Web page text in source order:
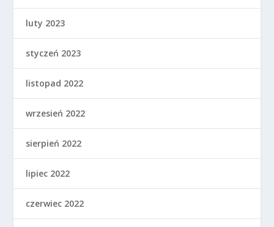
luty 2023
styczeń 2023
listopad 2022
wrzesień 2022
sierpień 2022
lipiec 2022
czerwiec 2022